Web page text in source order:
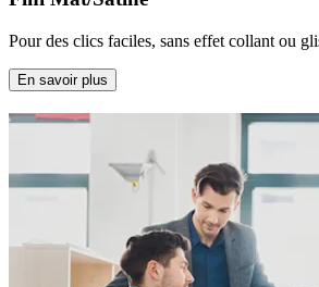
Pour des clics faciles, sans effet collant ou
En savoir plus